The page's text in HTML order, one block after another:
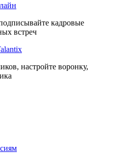
кадровые
встреч
настройте воронку,